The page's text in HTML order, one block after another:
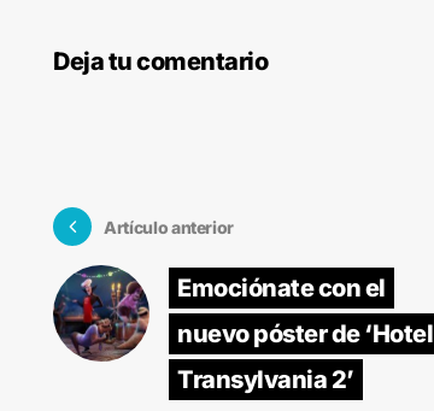
Deja tu comentario
Artículo anterior
Emociónate con el
nuevo póster de ‘Hotel
Transylvania 2’